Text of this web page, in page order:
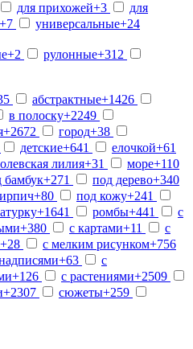
для прихожей+3
для
+7 универсальные+24
+2 рулонные+312
абстрактные+1426
в полоску+2249
+2672 город+38
детские+641 елочкой+61
лилия+31 море+110
бамбук+271 под дерево+340
+80 под кожу+241
+1641 ромбы+441
с
+380 с картами+11
с
+28 с мелким рисунком+756
+63
с
+126 с растениями+2509
+2307 сюжеты+259